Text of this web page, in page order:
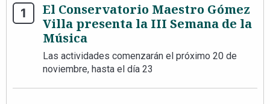
El Conservatorio Maestro Gómez
Villa presenta la III Semana de la
Música
Las actividades comenzarán el próximo 20 de
noviembre, hasta el día 23